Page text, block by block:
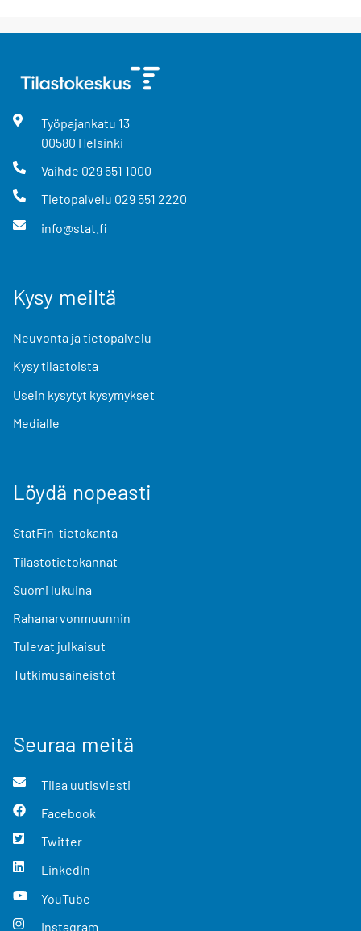
Työpajankatu 13
00580 Helsinki
Vaihde 029 551 1000
Tietopalvelu 029 551 2220
info@stat.fi
Kysy meiltä
Neuvonta ja tietopalvelu
Kysy tilastoista
Usein kysytyt kysymykset
Medialle
Löydä nopeasti
StatFin-tietokanta
Tilastotietokannat
Suomi lukuina
Rahanarvonmuunnin
Tulevat julkaisut
Tutkimusaineistot
Seuraa meitä
Tilaa uutisviesti
Facebook
Twitter
LinkedIn
YouTube
Instagram